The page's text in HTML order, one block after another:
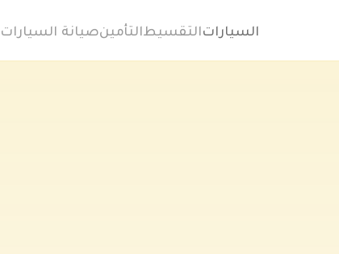
السياراتالتقسيطالتأمينصيانة السيارات